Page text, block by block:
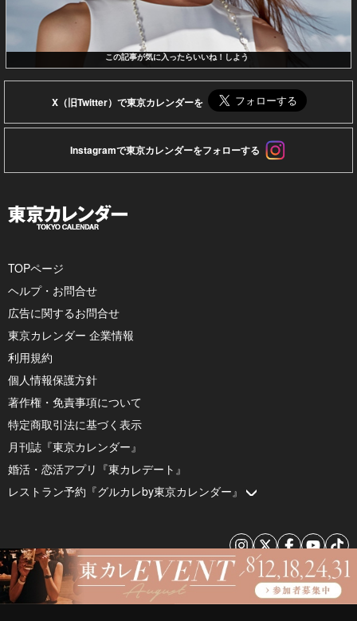
この記事が気に入ったらいいね！しよう
X（旧Twitter）で東京カレンダーを
Instagramで東京カレンダーをフォローする
TOPページ
ヘルプ・お問合せ
広告に関するお問合せ
東京カレンダー 企業情報
利用規約
個人情報保護方針
著作権・免責事項について
特定商取引法に基づく表示
月刊誌『東京カレンダー』
婚活・恋活アプリ『東カレデート』
レストラン予約『グルカレby東京カレンダー』
© 2026 by Tokyo Calendar, Inc.